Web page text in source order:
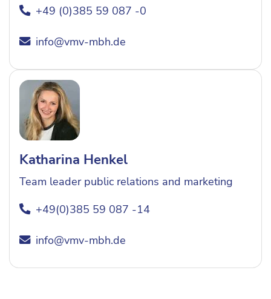
+49 (0)385 59 087 -0
info@vmv-mbh.de
Katharina Henkel
Team leader public relations and marketing
+49(0)385 59 087 -14
info@vmv-mbh.de